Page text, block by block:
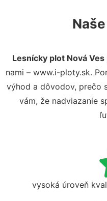
Lesnícky plot Nová Ves
nami – www.i-ploty.sk.
výhod a dôvodov, prečo
vám, že nadviazanie
vysoká úroveň